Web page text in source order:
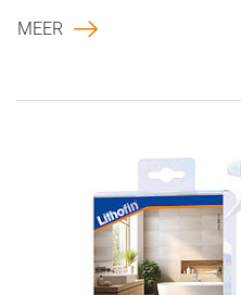
MEER